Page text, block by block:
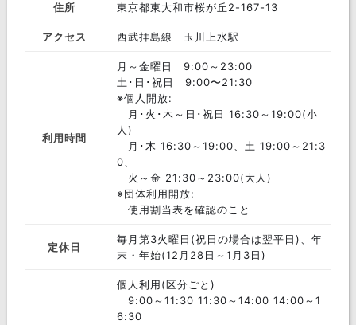
住所 東京都東大和市桜が丘2-167-13
アクセス 西武拝島線 玉川上水駅
利用時間
月～金曜日 9:00～23:00
土･日･祝日 9:00〜21:30
※個人開放:
月･火･木～日･祝日 16:30～19:00(小
人)
月･木 16:30～19:00、土 19:00～21:3
0、
火～金 21:30～23:00(大人)
※団体利用開放:
使用割当表を確認のこと
定休日
毎月第3火曜日(祝日の場合は翌平日)、年
末・年始(12月28日～1月3日)
個人利用(区分ごと)
9:00～11:30 11:30～14:00 14:00～1
6:30